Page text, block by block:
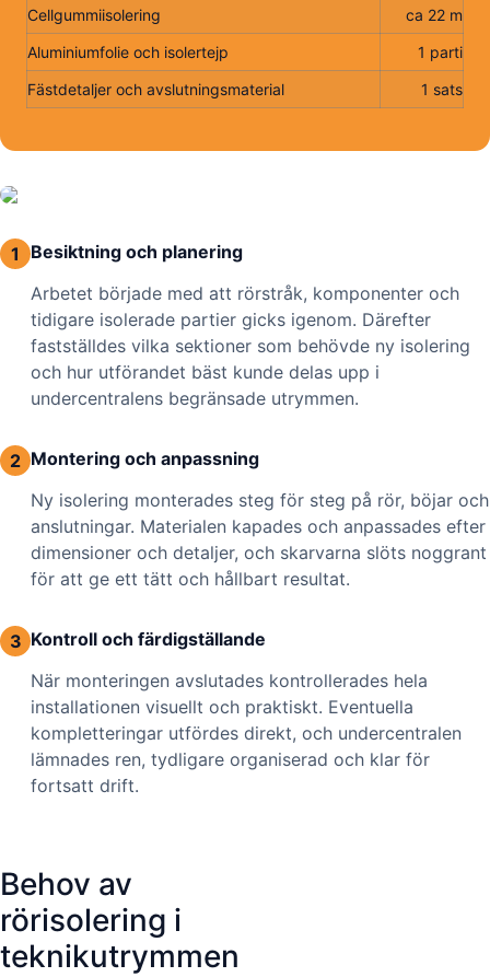
Cellgummiisolering
ca 22 m
Aluminiumfolie och isolertejp
1 parti
Fästdetaljer och avslutningsmaterial
1 sats
1
Besiktning och planering
Arbetet började med att rörstråk, komponenter och
tidigare isolerade partier gicks igenom. Därefter
fastställdes vilka sektioner som behövde ny isolering
och hur utförandet bäst kunde delas upp i
undercentralens begränsade utrymmen.
2 Montering och anpassning
Ny isolering monterades steg för steg på rör, böjar och
anslutningar. Materialen kapades och anpassades efter
dimensioner och detaljer, och skarvarna slöts noggrant
för att ge ett tätt och hållbart resultat.
3 Kontroll och färdigställande
När monteringen avslutades kontrollerades hela
installationen visuellt och praktiskt. Eventuella
kompletteringar utfördes direkt, och undercentralen
lämnades ren, tydligare organiserad och klar för
fortsatt drift.
Behov av
rörisolering i
teknikutrymmen